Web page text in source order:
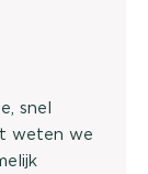
snel
weten we